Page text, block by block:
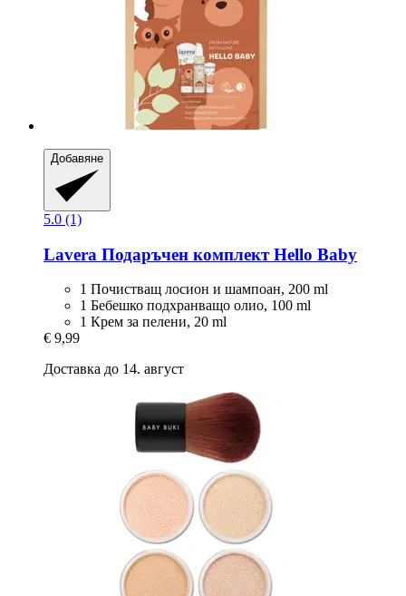
Добавяне
5.0 (1)
Lavera Подаръчен комплект Hello Baby
1 Почистващ лосион и шампоан, 200 ml
1 Бебешко подхранващо олио, 100 ml
1 Крем за пелени, 20 ml
€ 9,99
Доставка до 14. август